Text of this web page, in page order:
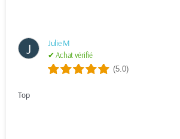
J Julie M
✔ Achat vérifié
(5.0)
Top